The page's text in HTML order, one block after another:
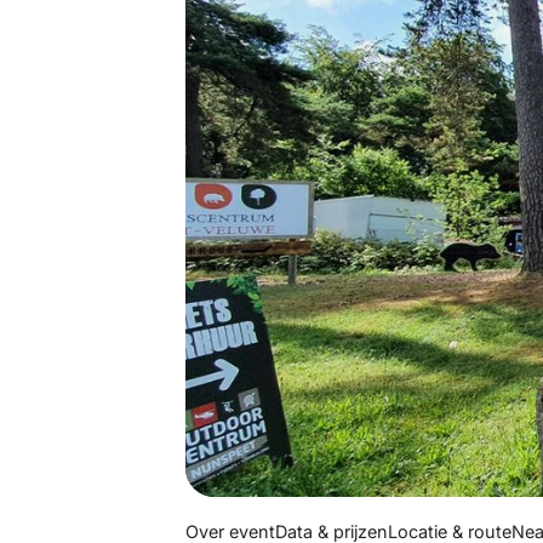
Over eventData & prijzenLocatie & route